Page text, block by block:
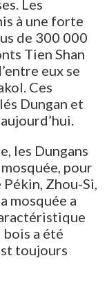
Les
à une forte
de 300 000
Tien Shan
eux se
Ces
Dungan et
les Dungans
pour
Zhou-Si,
mosquée a
a été
toujours